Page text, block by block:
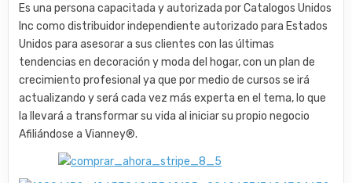
Es una persona capacitada y autorizada por Catalogos Unidos
Inc como distribuidor independiente autorizado para Estados
Unidos para asesorar a sus clientes con las últimas
tendencias en decoración y moda del hogar, con un plan de
crecimiento profesional ya que por medio de cursos se irá
actualizando y será cada vez más experta en el tema, lo que
la llevará a transformar su vida al iniciar su propio negocio
Afiliándose a Vianney®.